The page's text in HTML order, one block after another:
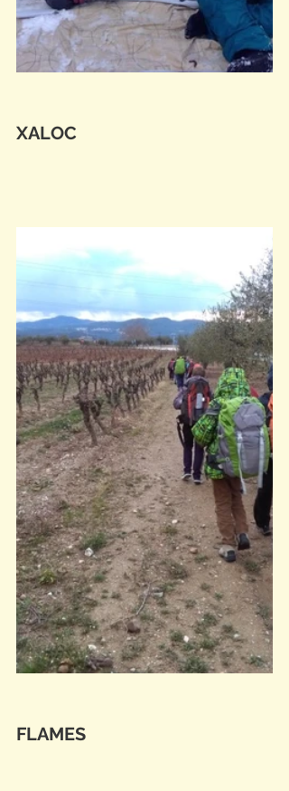
XALOC
FLAMES